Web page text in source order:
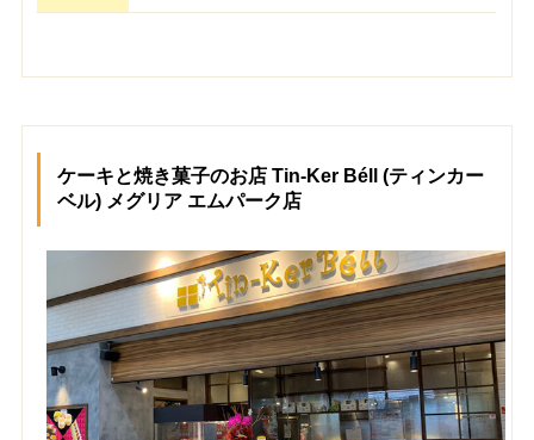
ケーキと焼き菓子のお店 Tin-Ker Béll (ティンカー
ベル) メグリア エムパーク店